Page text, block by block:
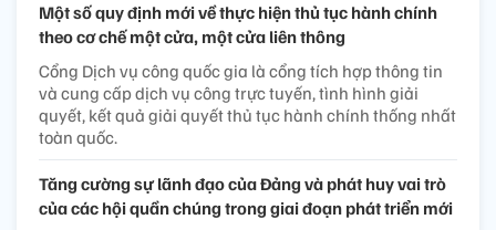
Một số quy định mới về thực hiện thủ tục hành chính
theo cơ chế một cửa, một cửa liên thông
Cổng Dịch vụ công quốc gia là cổng tích hợp thông tin
và cung cấp dịch vụ công trực tuyến, tình hình giải
quyết, kết quả giải quyết thủ tục hành chính thống nhất
toàn quốc.
Tăng cường sự lãnh đạo của Đảng và phát huy vai trò
của các hội quần chúng trong giai đoạn phát triển mới